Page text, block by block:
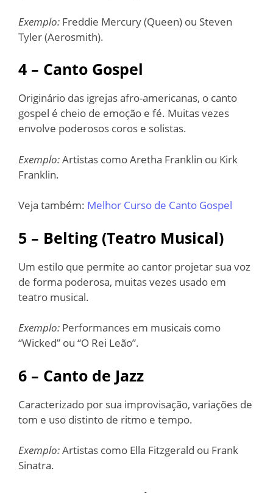
Exemplo: Freddie Mercury (Queen) ou Steven
Tyler (Aerosmith).
4 – Canto Gospel
Originário das igrejas afro-americanas, o canto
gospel é cheio de emoção e fé. Muitas vezes
envolve poderosos coros e solistas.
Exemplo:Artistas como Aretha Franklin ou Kirk
Franklin.
Veja também: Melhor Curso de Canto Gospel
5 – Belting (Teatro Musical)
Um estilo que permite ao cantor projetar sua voz
de forma poderosa, muitas vezes usado em
teatro musical.
Exemplo: Performances em musicais como
“Wicked” ou “O Rei Leão”.
6 – Canto de Jazz
Caracterizado por sua improvisação, variações de
tom e uso distinto de ritmo e tempo.
Exemplo:Artistas como Ella Fitzgerald ou Frank
Sinatra.